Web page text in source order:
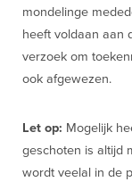
mondelinge
heeft voldaan aan
verzoek om
ook afgewezen.
Let op: Mogelijk
geschoten is altijd
wordt veelal in de